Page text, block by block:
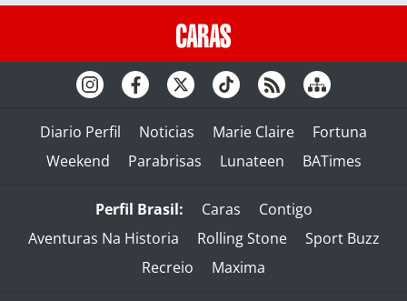
Diario Perfil Noticias Marie Claire
Fortuna
Weekend
Parabrisas Lunateen BATimes
Perfil Brasil: Caras
Contigo
Aventuras Na Historia
Rolling Stone
Sport Buzz
Recreio
Maxima